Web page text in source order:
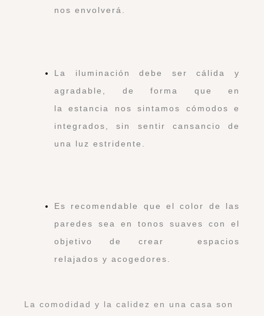
nos envolverá.
La iluminación debe ser cálida y
agradable, de forma que en
la estancia nos sintamos cómodos e
integrados, sin sentir cansancio de
una luz estridente.
Es recomendable que el color de las
paredes sea en tonos suaves con el
objetivo de crear espacios
relajados y acogedores.
La comodidad y la calidez en una casa son